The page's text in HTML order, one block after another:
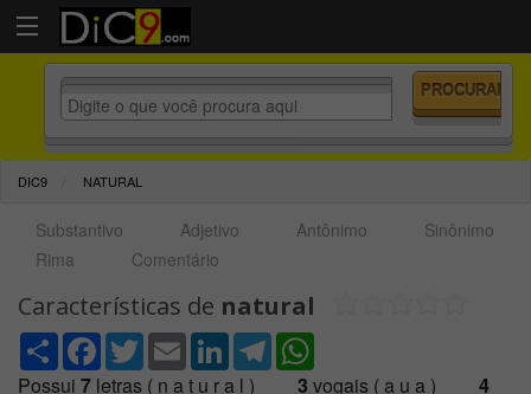
DIC9 NATURAL
Substantivo Adjetivo Antônimo
Sinônimo
Rima
Comentário
Características de natural
ShareFacebook
TwitterEmailLinkedInTelegram
Possui 7 letras ( n a t u r a l ) 3 vogais ( a u a ) 4